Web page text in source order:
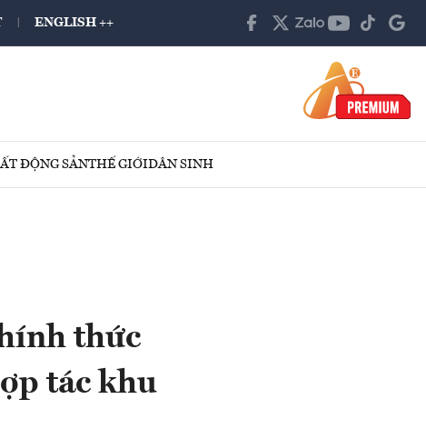
ENGLISH ++
ĐỘNG SẢNTHẾ GIỚIDÂN SINH
thức
tác khu